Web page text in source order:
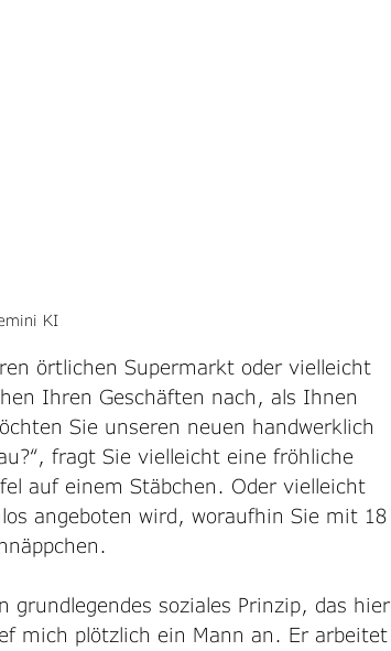
KI
örtlichen Supermarkt oder vielleicht
Ihren Geschäften nach, als Ihnen
Sie unseren neuen handwerklich
fragt Sie vielleicht eine fröhliche
auf einem Stäbchen. Oder vielleicht
angeboten wird, woraufhin Sie mit 18
soziales Prinzip, das hier
mich plötzlich ein Mann an. Er arbeitet